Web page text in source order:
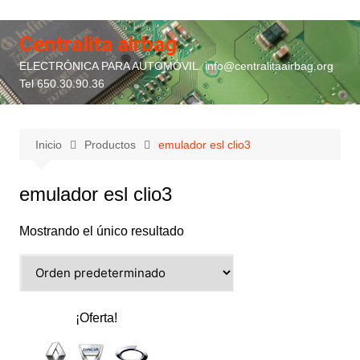
contenido
Centralita airbag
ELECTRÓNICA PARA AUTOMÓVIL. info@centralitaairbag.org
Tel 650.30.90.36
Inicio Productos emulador esl clio3
emulador esl clio3
Mostrando el único resultado
¡Oferta!